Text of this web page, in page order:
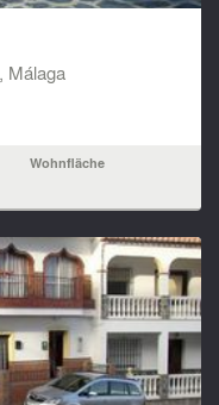
Málaga
Wohnfläche